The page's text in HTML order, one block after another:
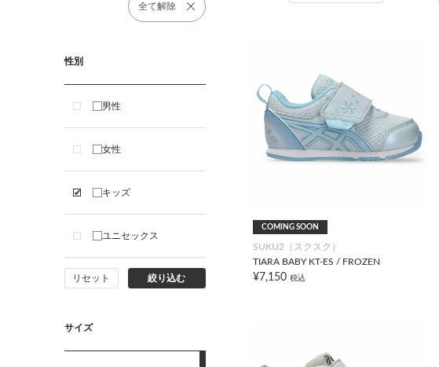
全て解除
性別
男性
女性
キッズ
ユニセックス
リセット 絞り込む
サイズ
COMING SOON
SUKU2（スクスク）
TIARA BABY KT-ES / FROZEN
¥7,150 税込